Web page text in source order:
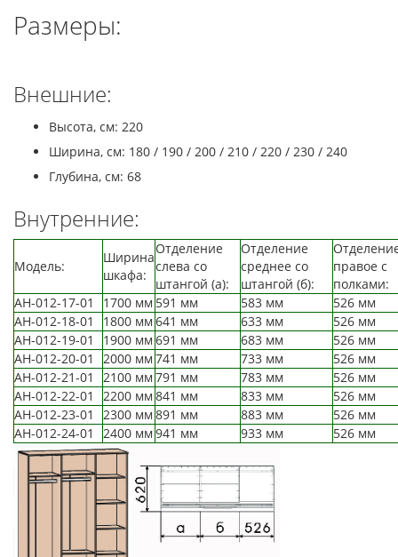
Размеры:
Внешние:
Высота, см: 220
Ширина, см: 180 / 190 / 200 / 210 / 220 / 230 / 240
Глубина, см: 68
Внутренние:
Модель:
Ширина
шкафа:
Отделение
слева со
штангой (а):
Отделение
среднее со
штангой (б):
правое с
полками:
АН-012-17-01
1700 мм 591 мм 583 мм
526 мм
АН-012-18-01
1800 мм 641 мм 633 мм
526 мм
АН-012-19-01
1900 мм 691 мм 683 мм
526 мм
АН-012-20-01
2000 мм 741 мм 733 мм
526 мм
АН-012-21-01
2100 мм 791 мм 783 мм
526 мм
АН-012-22-01
2200 мм 841 мм 833 мм
526 мм
АН-012-23-01
2300 мм 891 мм 883 мм
526 мм
АН-012-24-01
2400 мм 941 мм 933 мм 526 мм